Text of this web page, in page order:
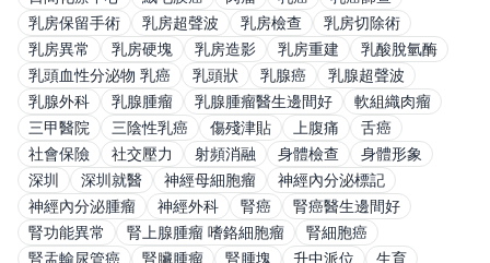
乳房保留手術
乳房超聲波 乳房檢查
乳房切除術
乳房異常
乳房硬塊 乳房造影 乳房重建
乳酸脫氫酶
乳頭血性分泌物 乳癌
乳頭狀 乳腺癌
乳腺超聲波
乳腺外科
乳腺腫瘤 乳腺腫瘤醫生邊間好
軟組織肉瘤
三甲醫院
三陰性乳癌 傷殘津貼 上腹痛
舌癌
社會保險
社交壓力 射頻消融 身體檢查
身體形象
深圳
深圳就醫 神經母細胞瘤
神經內分泌標記
神經內分泌腫瘤
神經外科 腎癌
腎癌醫生邊間好
腎功能異常
腎上腺腫瘤 嗜鉻細胞瘤
腎細胞癌
腎盂輸尿管癌
腎臟腫瘤 腎腫塊 升中派位 生育